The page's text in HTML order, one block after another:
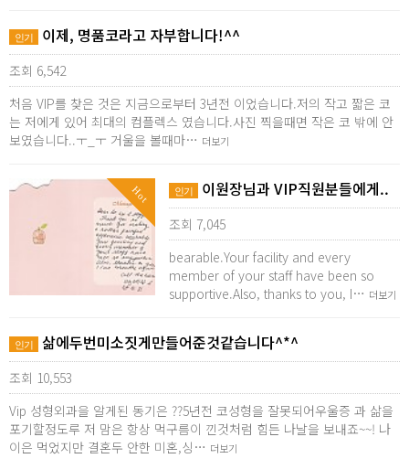
인기 이제, 명품코라고 자부합니다!^^
조회 6,542
처음 VIP를 찾은 것은 지금으로부터 3년전 이었습니다.저의 작고 짧은 코
는 저에게 있어 최대의 컴플렉스 였습니다.사진 찍을때면 작은 코 밖에 안
보였습니다..ㅜ_ㅜ 거울을 볼때마… 더보기
Hot 인기 이원장님과 VIP직원분들에게..
조회 7,045
bearable.Your facility and every
member of your staff have been so
supportive.Also, thanks to you, I… 더보기
인기 삶에두번미소짓게만들어준것같습니다^*^
조회 10,553
Vip 성형외과을 알게된 동기은 ??5년전 코성형을 잘못되어우울증 과 삶을
포기할정도루 저 맘은 항상 먹구름이 낀것처럼 힘든 나날을 보내죠~~! 나
이은 먹었지만 결혼두 안한 미혼,싱… 더보기